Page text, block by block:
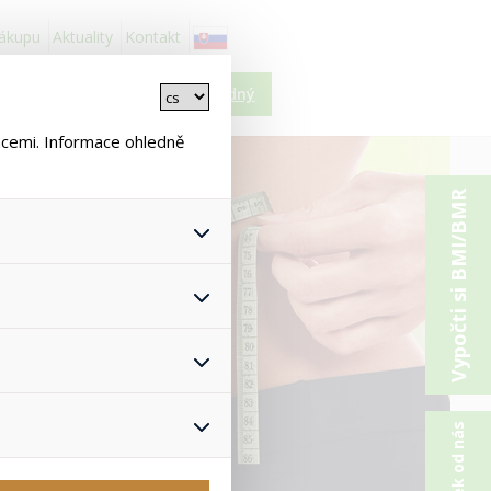
Vypočti si BMI/BMR
Aktuality Kontakt
Košík je prázdný
Informace ohledně
s uživáním cookies. Pro
nedokážeme zjistit
se nevhodným